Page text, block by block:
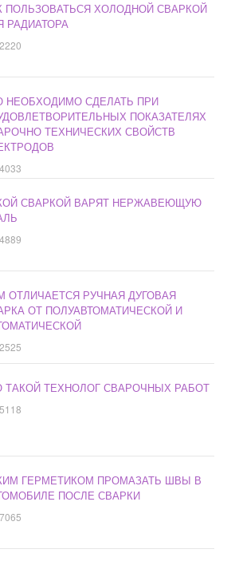
ПОЛЬЗОВАТЬСЯ ХОЛОДНОЙ СВАРКОЙ
РАДИАТОРА
НЕОБХОДИМО СДЕЛАТЬ ПРИ
ПОКАЗАТЕЛЯХ
ТЕХНИЧЕСКИХ СВОЙСТВ
СВАРКОЙ ВАРЯТ НЕРЖАВЕЮЩУЮ
ОТЛИЧАЕТСЯ РУЧНАЯ ДУГОВАЯ
ОТ ПОЛУАВТОМАТИЧЕСКОЙ И
ТАКОЙ ТЕХНОЛОГ СВАРОЧНЫХ РАБОТ
ГЕРМЕТИКОМ ПРОМАЗАТЬ ШВЫ В
ПОСЛЕ СВАРКИ